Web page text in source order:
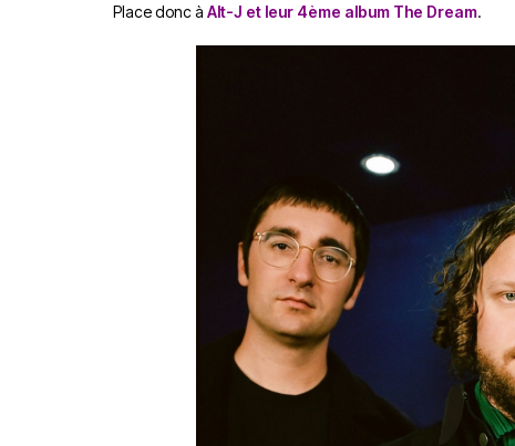
Place donc à Alt-J et leur 4ème album The Dream.